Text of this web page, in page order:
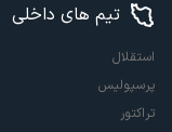
تیم های داخلی
استقلال
پرسپولیس
تراکتور